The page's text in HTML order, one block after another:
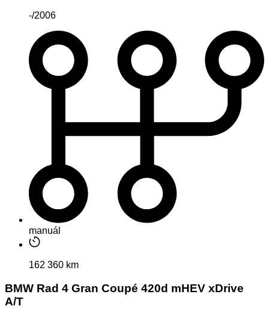
-/2006
manuál
162 360 km
BMW Rad 4 Gran Coupé 420d mHEV xDrive
A/T